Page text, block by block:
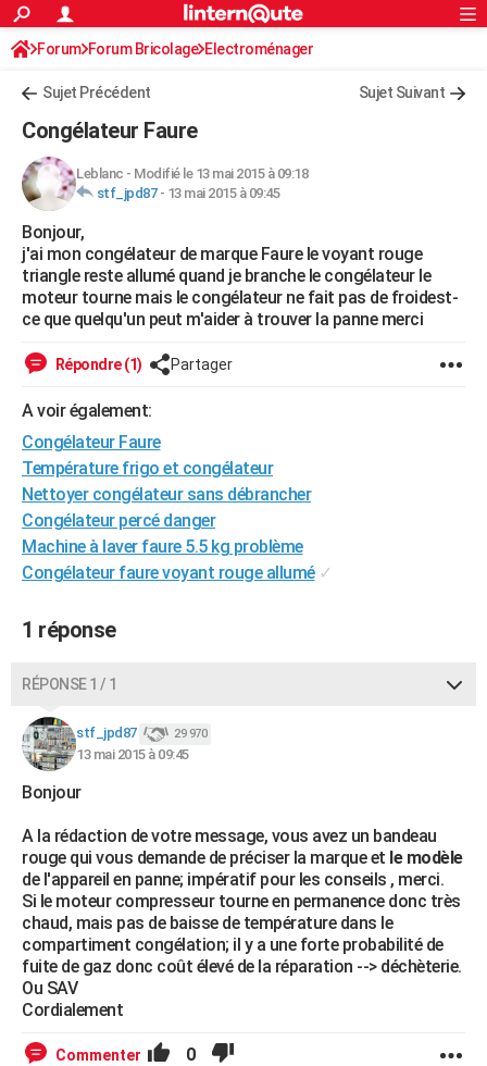
ACTUALITÉS
Politique
Société
Faits Divers
Education
Monde
Villes
+
FINANCE
Retraite
Impôts
Epargne
Immobilier
Risques naturels par ville
Banque
Assurance
Crédit
AUTO
Essais
Réserver un essai
Citadines
Berlines
SUV
Forum auto
+HIGH-TECH
Mobiles
Meilleur smartphone
Internet
Ordinateurs
Jeux vidéo
Guide high-tech
+BRICOLAGE
Forum
Aménagement intérieur
Extérieur
Cuisine
Salle de bains
Jardinage
Rangement
Guides de France
Escapades
Patrimoine
Expositions
Musées
Week-end nature
Art de vivre
Bien-être
Loisirs
Mode
Modes de vie
Alimentation
Guide de la santé
Maladies
Médicaments
Sommeil
VOYAGE
Destinations
City break
Voyage nature
Voyage de noces
PHOTO
GUIDES D'ACHAT
CARTE DE VOEUX
Carte de Noël
Carte Bonne année
Carte Saint-Valentin
Carte Pâques
Carte d'anniversaire
DICTIONNAIRE
Dictionnaire
Biographies
Citations
Expressions
Proverbes
PROGRAMME TV
FORUM
Bricolage
Lifestyle
Culture
Sport
Auto
Television
Voyage
Cinema
S'inscrire
Connexion
Forum Forum Bricolage Electroménager
Sujet Précédent Sujet Suivant
Congélateur Faure
Leblanc - Modifié le 13 mai 2015 à 09:18
stf_jpd87- 13 mai 2015 à 09:45
Bonjour,
j'ai mon congélateur de marque Faure le voyant rouge
triangle reste allumé quand je branche le congélateur le
moteur tourne mais le congélateur ne fait pas de froidest-
ce que quelqu'un peut m'aider à trouver la panne merci
Répondre (1) Partager
A voir également:
Congélateur Faure
Température frigo et congélateur
Nettoyer congélateur sans débrancher
Congélateur percé danger
Machine à laver faure 5.5 kg problème
Congélateur faure voyant rouge allumé ✓
1 réponse
RÉPONSE 1 / 1
stf_jpd87 29 970
13 mai 2015 à 09:45
Bonjour
A la rédaction de votre message, vous avez un bandeau
rouge qui vous demande de préciser la marque et le modèle
de l'appareil en panne; impératif pour les conseils , merci.
Si le moteur compresseur tourne en permanence donc très
chaud, mais pas de baisse de température dans le
compartiment congélation; il y a une forte probabilité de
fuite de gaz donc coût élevé de la réparation --> déchèterie.
Ou SAV
Cordialement
Commenter 0